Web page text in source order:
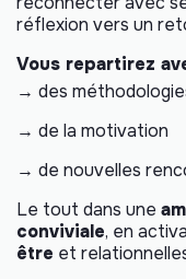
réflexion vers un
Vous repartirez
→ des
→ de la motivation
→ de nouvelles
Le tout dans une
conviviale, en
être et